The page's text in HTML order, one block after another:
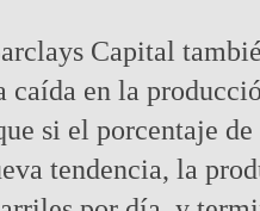
Capital
caída en la
si el porcentaje
tendencia, la